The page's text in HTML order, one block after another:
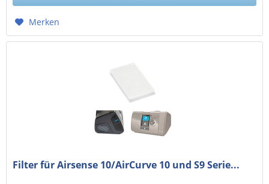
Merken
Filter für Airsense 10/AirCurve 10 und S9 Serie...